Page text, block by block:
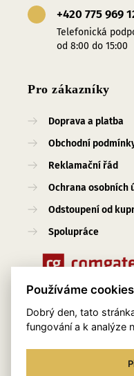
+420 775 969
Telefonická
od 8:00 do 15:00
Pro zákazníky
Doprava a platba
Obchodní
Reklamační řád
Ochrana osobních
Odstoupení od
Spolupráce
Užitečné odkazy
O nás
Používáme
Dobrý den, tato
fungování a k analýze